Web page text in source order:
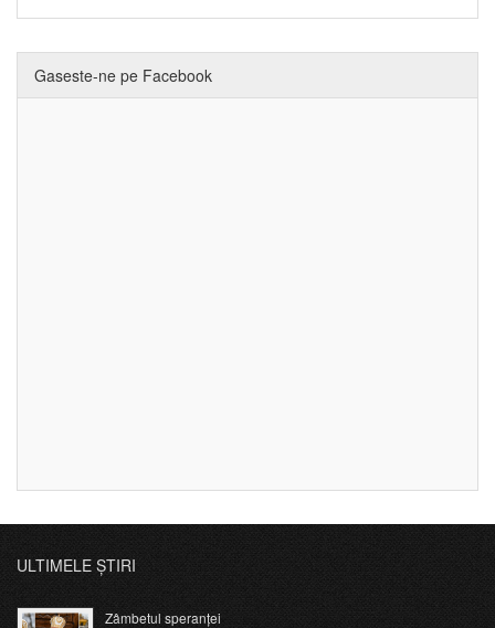
Gaseste-ne pe Facebook
ULTIMELE ȘTIRI
Zâmbetul speranței